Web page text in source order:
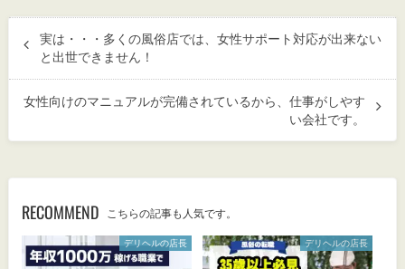
実は・・・多くの風俗店では、女性サポート対応が出来ない
と出世できません！
女性向けのマニュアルが完備されているから、仕事がしやす
い会社です。
RECOMMEND こちらの記事も人気です。
デリヘルの店長 デリヘルの店長